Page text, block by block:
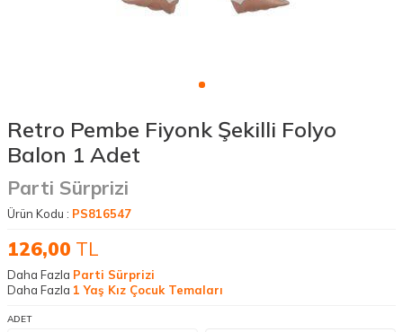
Retro Pembe Fiyonk Şekilli Folyo
Balon 1 Adet
Parti Sürprizi
Ürün Kodu : PS816547
126,00 TL
Daha Fazla Parti Sürprizi
Daha Fazla 1 Yaş Kız Çocuk Temaları
ADET